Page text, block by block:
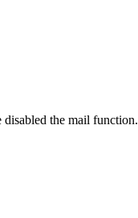
disabled the mail function.